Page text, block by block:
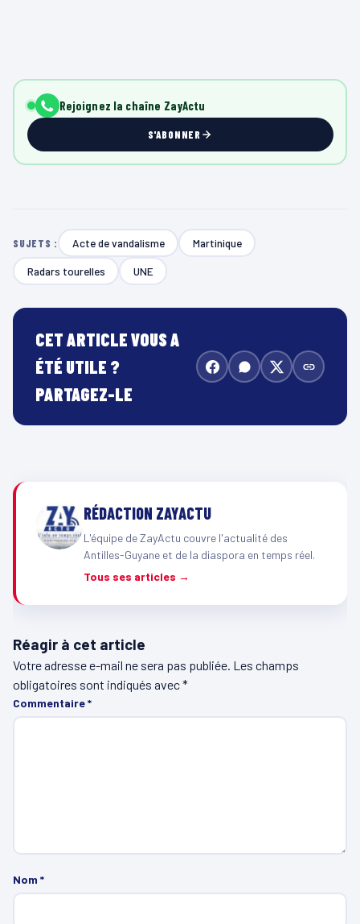
Rejoignez la chaîne ZayActu
S'ABONNER
SUJETS : Acte de vandalisme Martinique
Radars tourelles UNE
CET ARTICLE VOUS A
ÉTÉ UTILE ?
PARTAGEZ-LE
RÉDACTION ZAYACTU
L'équipe de ZayActu couvre l'actualité des
Antilles-Guyane et de la diaspora en temps réel.
Tous ses articles →
Réagir à cet article
Votre adresse e-mail ne sera pas publiée. Les champs
obligatoires sont indiqués avec*
Commentaire*
Nom *